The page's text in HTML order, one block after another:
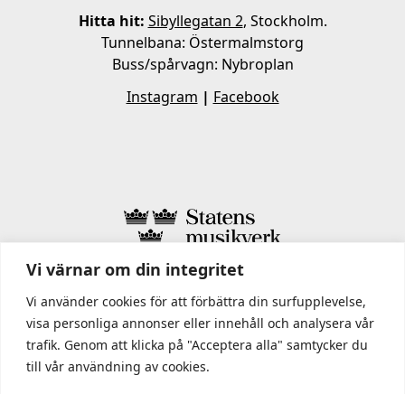
Vi värnar om din integritet
Vi använder cookies för att förbättra din surfupplevelse,
visa personliga annonser eller innehåll och analysera vår
trafik. Genom att klicka på "Acceptera alla" samtycker du
till vår användning av cookies.
Hitta hit: Sibyllegatan 2, Stockholm.
Tunnelbana: Östermalmstorg
Buss/spårvagn: Nybroplan
Instagram | Facebook
I STATENS MUSIKVERK INGÅR